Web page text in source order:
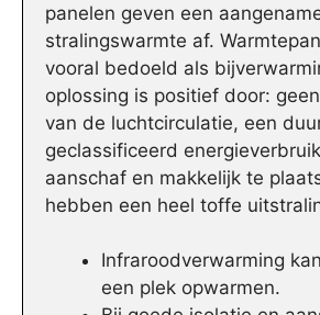
panelen geven een
stralingswarmte af.
vooral bedoeld als
oplossing is positief door:
van de luchtcirculatie, een
geclassificeerd
aanschaf en makkelijk te
hebben een heel toffe
Infraroodverwarming
een plek opwarmen.